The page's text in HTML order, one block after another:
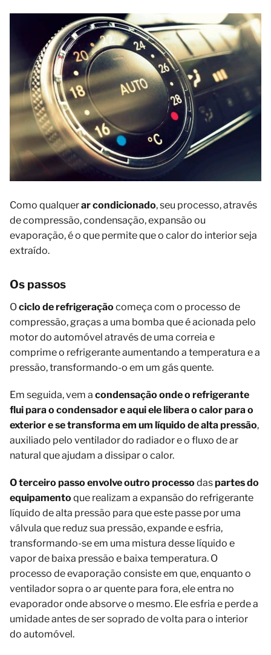
Como qualquerar condicionado, seu processo, através
de compressão, condensação, expansão ou
evaporação, é o que permite que o calor do interior seja
extraído.
Os passos
Ociclo de refrigeração começa com o processo de
compressão, graças a uma bomba que é acionada pelo
motor do automóvel através de uma correia e
comprime o refrigerante aumentando a temperatura e a
pressão, transformando-o em um gás quente.
Em seguida, vem a condensação onde o refrigerante
flui para o condensador e aqui ele libera o calor para o
exterior e se transforma em um líquido de alta pressão,
auxiliado pelo ventilador do radiador e o fluxo de ar
natural que ajudam a dissipar o calor.
O terceiro passo envolve outro processo daspartes do
equipamento que realizam a expansão do refrigerante
líquido de alta pressão para que este passe por uma
válvula que reduz sua pressão, expande e esfria,
transformando-se em uma mistura desse líquido e
vapor de baixa pressão e baixa temperatura. O
processo de evaporação consiste em que, enquanto o
ventilador sopra o ar quente para fora, ele entra no
evaporador onde absorve o mesmo. Ele esfria e perde a
umidade antes de ser soprado de volta para o interior
do automóvel.